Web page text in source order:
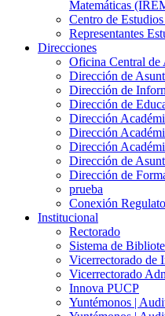
Matemáticas
Centro de
Representantes
Direcciones
Oficina Central de
Dirección de
Dirección de
Dirección de
Dirección
Dirección
Dirección
Dirección de
Dirección de
prueba
Conexión
Institucional
Rectorado
Sistema de
Vicerrectorado de
Vicerrectorado
Innova PUCP
Yuntémonos |